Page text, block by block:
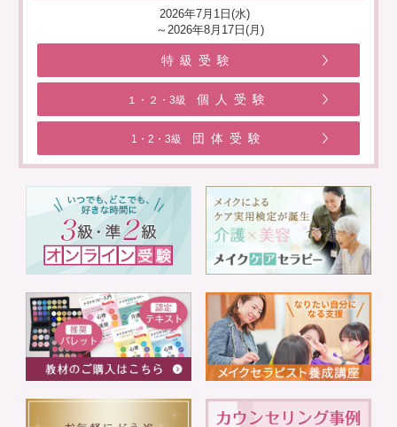
2026年7月1日(水)
～2026年8月17日(月)
特級受験
１・２・3級 個人受験
1・2・3級 団体受験